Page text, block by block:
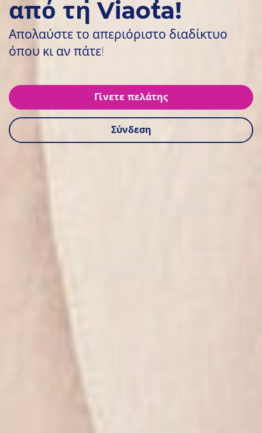
από τη Viaota!
Απολαύστε το απεριόριστο διαδίκτυο
όπου κι αν πάτε!
Γίνετε πελάτης
Σύνδεση